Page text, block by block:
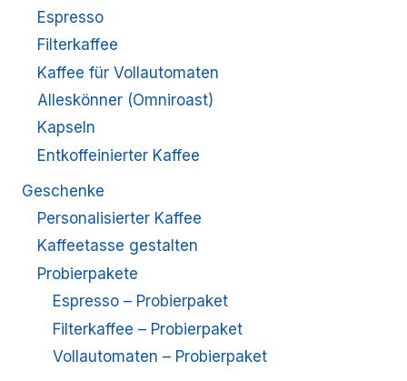
Espresso
Filterkaffee
Kaffee für Vollautomaten
Alleskönner (Omniroast)
Kapseln
Entkoffeinierter Kaffee
Geschenke
Personalisierter Kaffee
Kaffeetasse gestalten
Probierpakete
Espresso – Probierpaket
Filterkaffee – Probierpaket
Vollautomaten – Probierpaket